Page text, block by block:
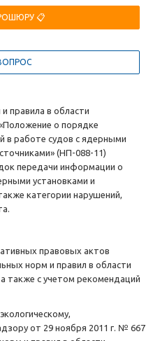
📋
правила в области
о порядке
в работе судов с ядерными
(НП-088-11)
передачи информации о
установками и
категории нарушений,
правовых актов
норм и правил в области
также с учетом рекомендаций
от 29 ноября 2011 г. № 667